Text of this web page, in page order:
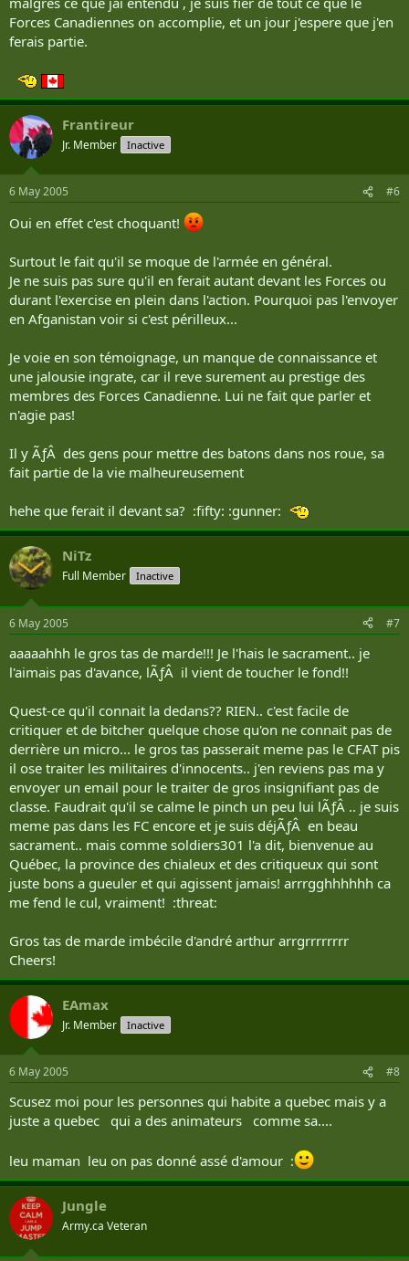
Forces Canadiennes on accomplie, et un jour j'espere que j'en
ferais partie.
Frantireur
Jr. Member Inactive
6 May 2005 #6
Oui en effet c'est choquant!
Surtout le fait qu'il se moque de l'armée en général.
Je ne suis pas sure qu'il en ferait autant devant les Forces ou
durant l'exercise en plein dans l'action. Pourquoi pas l'envoyer
en Afganistan voir si c'est périlleux...
Je voie en son témoignage, un manque de connaissance et
une jalousie ingrate, car il reve surement au prestige des
membres des Forces Canadienne. Lui ne fait que parler et
n'agie pas!
Il y ÃƒÂ des gens pour mettre des batons dans nos roue, sa
fait partie de la vie malheureusement
hehe que ferait il devant sa? :fifty: :gunner:
NiTz
Full Member Inactive
6 May 2005 #7
aaaaahhh le gros tas de marde!!! Je l'hais le sacrament.. je
l'aimais pas d'avance, lÃƒÂ il vient de toucher le fond!!
Quest-ce qu'il connait la dedans?? RIEN.. c'est facile de
critiquer et de bitcher quelque chose qu'on ne connait pas de
derrière un micro... le gros tas passerait meme pas le CFAT pis
il ose traiter les militaires d'innocents.. j'en reviens pas ma y
envoyer un email pour le traiter de gros insignifiant pas de
classe. Faudrait qu'il se calme le pinch un peu lui lÃƒÂ .. je suis
meme pas dans les FC encore et je suis déjÃƒÂ en beau
sacrament.. mais comme soldiers301 l'a dit, bienvenue au
Québec, la province des chialeux et des critiqueux qui sont
juste bons a gueuler et qui agissent jamais! arrrgghhhhhh ca
me fend le cul, vraiment! :threat:
Gros tas de marde imbécile d'andré arthur arrgrrrrrrrr
Cheers!
EAmax
Jr. Member Inactive
6 May 2005 #8
Scusez moi pour les personnes qui habite a quebec mais y a
juste a quebec qui a des animateurs comme sa....
leu maman leu on pas donné assé d'amour :
Jungle
Army.ca Veteran